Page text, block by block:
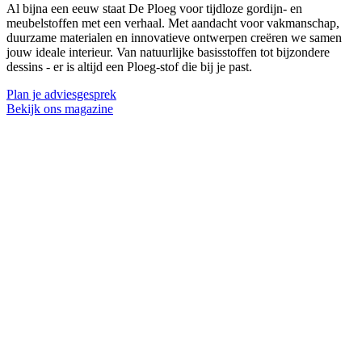
Al bijna een eeuw staat De Ploeg voor tijdloze gordijn- en
meubelstoffen met een verhaal. Met aandacht voor vakmanschap,
duurzame materialen en innovatieve ontwerpen creëren we samen
jouw ideale interieur. Van natuurlijke basisstoffen tot bijzondere
dessins - er is altijd een Ploeg-stof die bij je past.
Plan je adviesgesprek
Bekijk ons magazine